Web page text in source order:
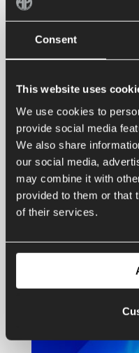
Consent
This website uses
We use cookies to
provide social media
We also share
our social media,
may combine it with
provided to them or that
of their services.
A
Platte mit Hardox